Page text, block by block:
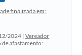
finalizada em:
2024 | Vereador
de afastamento: